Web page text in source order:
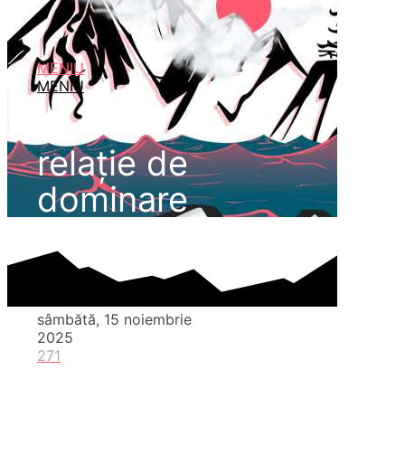
MENIU
MENIU
relație de
dominare
sâmbătă, 15 noiembrie
2025
271